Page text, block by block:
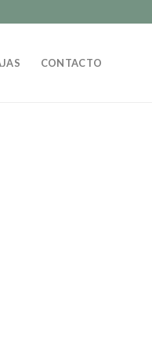
CONTACTO